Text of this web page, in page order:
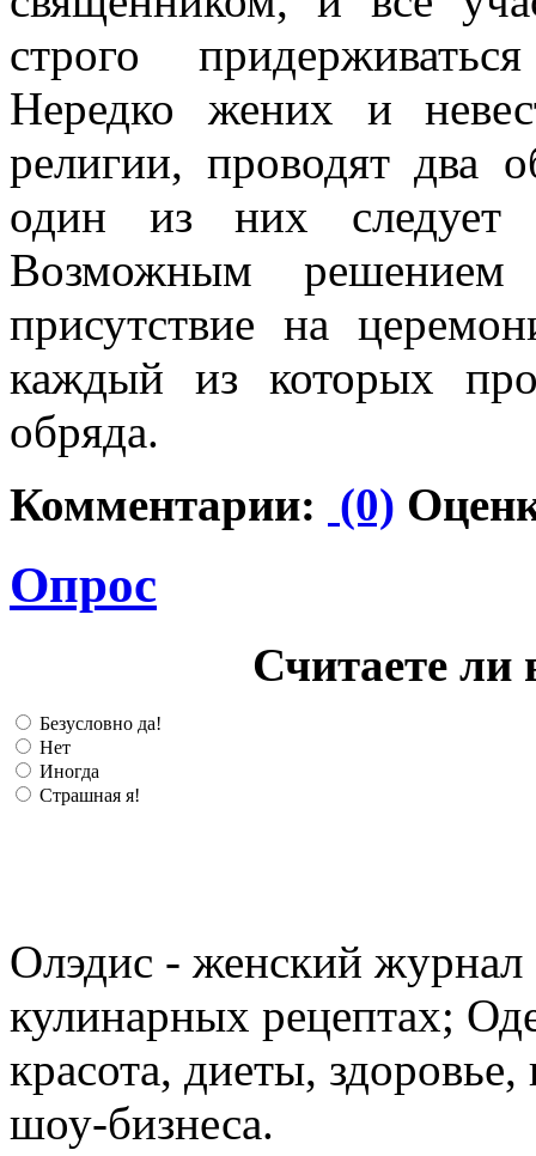
строго
Нередко жених и
религии, проводят два
один из них следует
Возможным
присутствие на
каждый из которых
обряда.
Комментарии: (0)
Опрос
Считаете ли
Безусловно да!
Нет
Иногда
Страшная я!
Олэдис - женский журнал
кулинарных рецептах;
красота, диеты,
шоу-бизнеса.